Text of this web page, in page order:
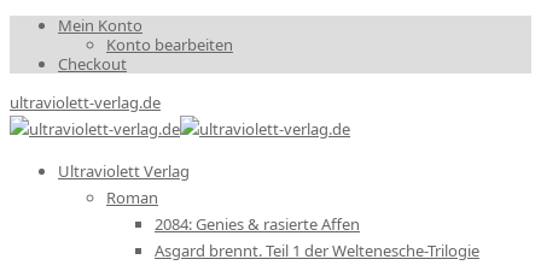
Mein Konto
Konto bearbeiten
Checkout
ultraviolett-verlag.de
Ultraviolett Verlag
Roman
2084: Genies & rasierte Affen
Asgard brennt. Teil 1 der Weltenesche-Trilogie